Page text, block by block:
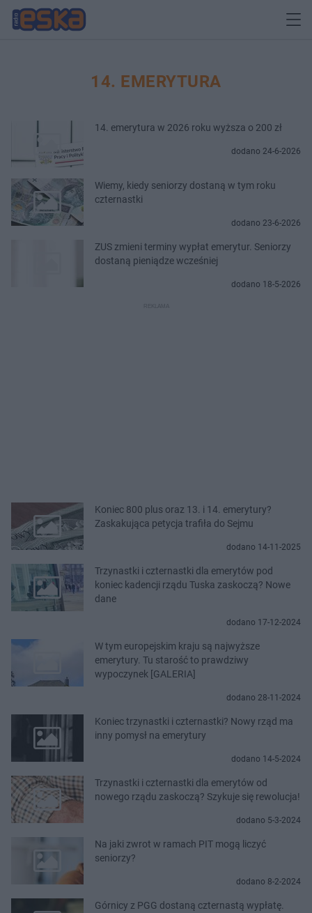
14. EMERYTURA
14. emerytura w 2026 roku wyższa o 200 zł
dodano 24-6-2026
Wiemy, kiedy seniorzy dostaną w tym roku
czternastki
dodano 23-6-2026
ZUS zmieni terminy wypłat emerytur. Seniorzy
dostaną pieniądze wcześniej
dodano 18-5-2026
Koniec 800 plus oraz 13. i 14. emerytury?
Zaskakująca petycja trafiła do Sejmu
dodano 14-11-2025
Trzynastki i czternastki dla emerytów pod
koniec kadencji rządu Tuska zaskoczą? Nowe
dane
dodano 17-12-2024
W tym europejskim kraju są najwyższe
emerytury. Tu starość to prawdziwy
wypoczynek [GALERIA]
dodano 28-11-2024
Koniec trzynastki i czternastki? Nowy rząd ma
inny pomysł na emerytury
dodano 14-5-2024
Trzynastki i czternastki dla emerytów od
nowego rządu zaskoczą? Szykuje się rewolucja!
dodano 5-3-2024
Na jaki zwrot w ramach PIT mogą liczyć
seniorzy?
dodano 8-2-2024
Górnicy z PGG dostaną czternastą wypłatę.